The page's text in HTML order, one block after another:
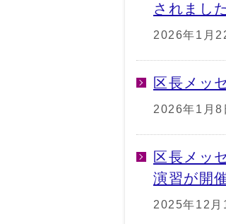
されまし
2026年1月
区長メッ
2026年1月8
区長メッ
演習が開
2025年12月